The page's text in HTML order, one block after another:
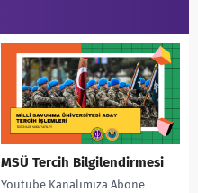
MSÜ Tercih Bilgilendirmesi
Youtube Kanalımıza Abone